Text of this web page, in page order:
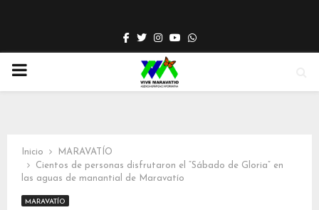
Facebook
TwitterInstagram
YoutubeWhatsapp
PRIMARY
Inicio
MARAVATÍO
Cientos de personas disfrutaron el “Sábado de Gloria” en
las aguas de manantial de Maravatío
MARAVATÍO